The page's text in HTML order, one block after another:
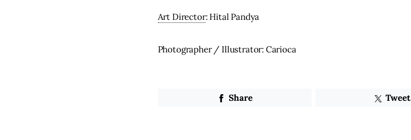
Art Director: Hital Pandya
Photographer / Illustrator: Carioca
Share Tweet